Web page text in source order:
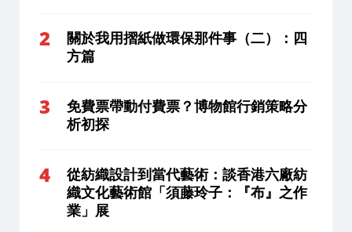
關於我用摺紙做環保那件事（二）：四
方篇
免費票帶動付費票？博物館行銷策略分
析初探
從紡織設計到當代藝術：談香港六廠紡
織文化藝術館「須藤玲子：『布』之作
業」展